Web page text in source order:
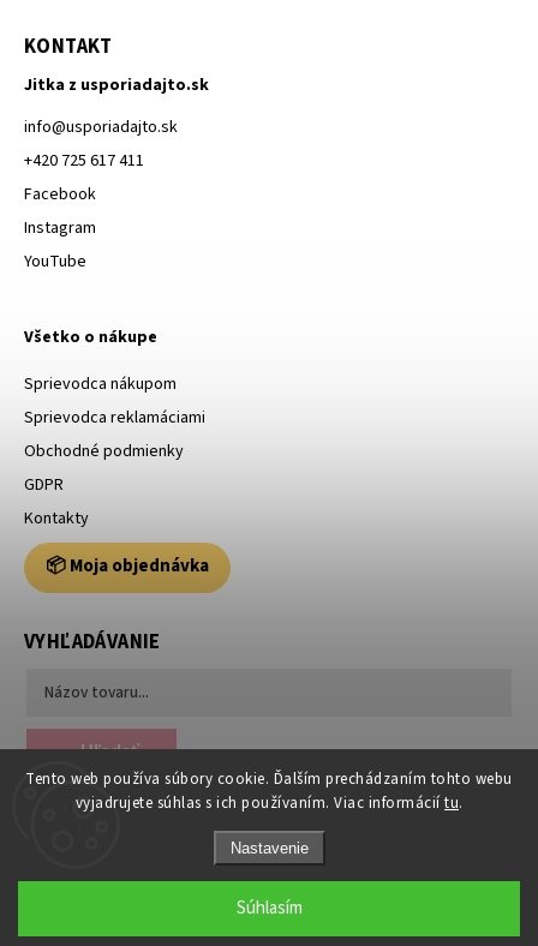
Tento web používa súbory cookie. Ďalším prechádzaním tohto webu
vyjadrujete súhlas s ich používaním. Viac informácií tu.
Nastavenie
Súhlasím
KONTAKT
Jitka z usporiadajto.sk
info@usporiadajto.sk
+420 725 617 411
Facebook
Instagram
YouTube
Všetko o nákupe
Sprievodca nákupom
Sprievodca reklamáciami
Obchodné podmienky
GDPR
Kontakty
📦 Moja objednávka
VYHĽADÁVANIE
Hľadať